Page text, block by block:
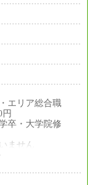
エリア総合職
卒・大学院修
ません